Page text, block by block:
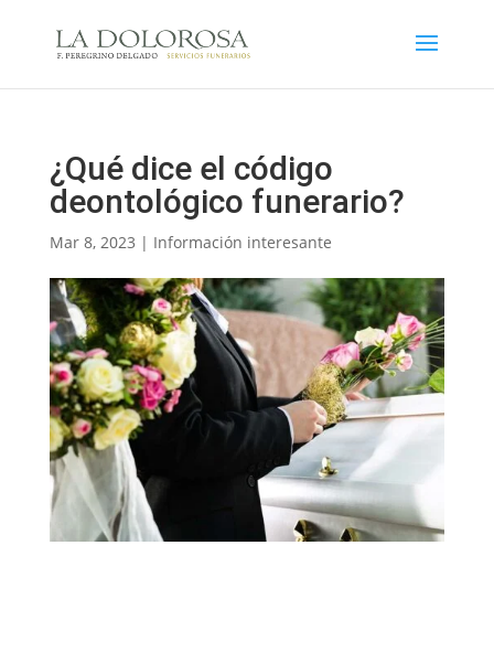
¿Qué dice el código
deontológico funerario?
Mar 8, 2023 | Información interesante